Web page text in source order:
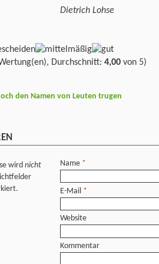
Dietrich Lohse
Durchschnitt: 4,00 von 5)
den Namen von Leuten trugen
wird nicht
Name *
E-Mail *
Website
Kommentar